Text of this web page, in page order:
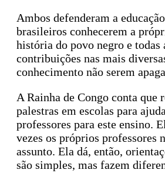
Ambos defenderam a
brasileiros conhecerem a
história do povo negro e todas
contribuições nas mais
conhecimento não serem
A Rainha de Congo conta que
palestras em escolas para
professores para este ensino.
vezes os próprios professores
assunto. Ela dá, então,
são simples, mas fazem